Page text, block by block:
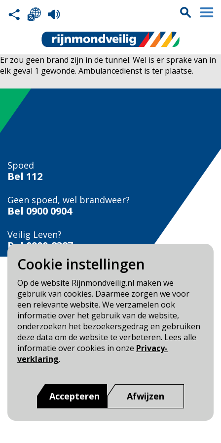
Cookie instellingen
Op de website Rijnmondveilig.nl maken we
gebruik van cookies. Daarmee zorgen we voor
een relevante website. We verzamelen ook
informatie over het gebruik van de website,
onderzoeken het bezoekersgedrag en gebruiken
deze data om de website te verbeteren. Lees alle
informatie over cookies in onze Privacy-
verklaring.
Accepteren Afwijzen
Er zou geen brand zijn in de tunnel. Wel is er sprake van in
elk geval 1 gewonde. Ambulancedienst is ter plaatse.
Spoed
Bel 112
Geen spoed, wel brandweer?
Bel 0900 0904
Veilig Leven?
Bel 0900-8387
Blijf op de hoogte
Cookie- en Privacybeleid
Toegankelijkheid